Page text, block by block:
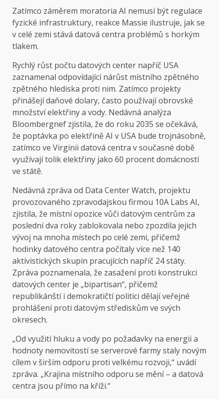
Zatímco záměrem moratoria AI nemusí být regulace
fyzické infrastruktury, reakce Massie ilustruje, jak se
v celé zemi stává datová centra problémů s horkým
tlakem.
Rychlý růst počtu datových center napříč USA
zaznamenal odpovídající nárůst místního zpětného
zpětného hlediska proti nim. Zatímco projekty
přinášejí daňové dolary, často používají obrovské
množství elektřiny a vody. Nedávná analýza
Bloombergnef zjistila, že do roku 2035 se očekává,
že poptávka po elektřině AI v USA bude trojnásobně,
zatímco ve Virginii datová centra v současné době
využívají tolik elektřiny jako 60 procent domácností
ve státě.
Nedávná zpráva od Data Center Watch, projektu
provozovaného zpravodajskou firmou 10A Labs AI,
zjistila, že místní opozice vůči datovým centrům za
poslední dva roky zablokovala nebo zpozdila jejich
vývoj na mnoha místech po celé zemi, přičemž
hodinky datového centra počítaly více než 140
aktivistických skupin pracujících napříč 24 státy.
Zpráva poznamenala, že zasažení proti konstrukci
datových center je „bipartisan“, přičemž
republikánští i demokratičtí politici dělají veřejné
prohlášení proti datovým střediskům ve svých
okresech.
„Od využití hluku a vody po požadavky na energii a
hodnoty nemovitostí se serverové farmy staly novým
cílem v širším odporu proti velkému rozvoji,“ uvádí
zpráva. „Krajina místního odporu se mění – a datová
centra jsou přímo na kříži.“